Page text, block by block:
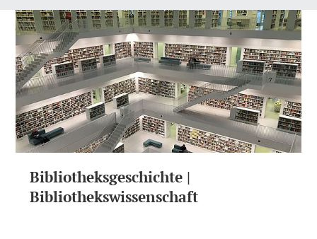
Bibliotheksgeschichte |
Bibliothekswissenschaft